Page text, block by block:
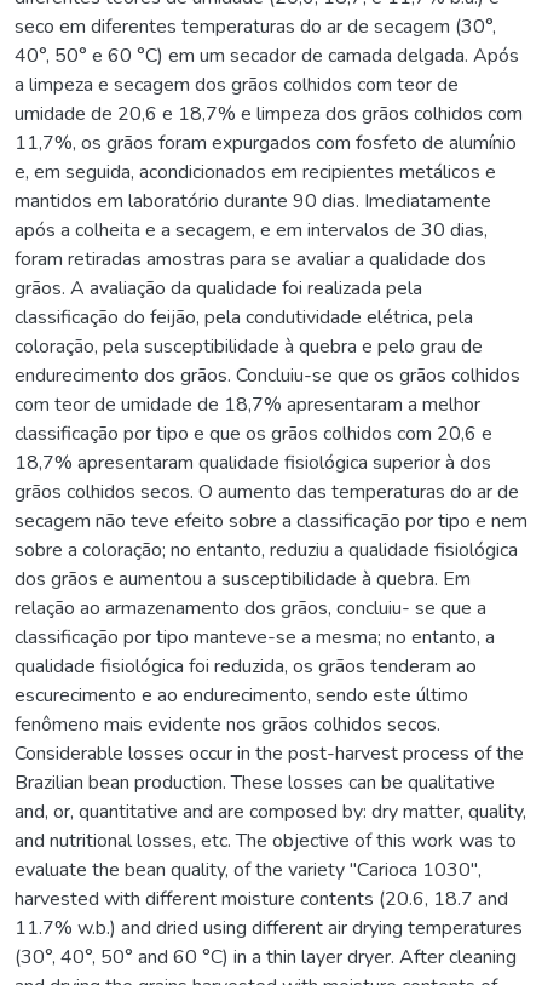
seco em diferentes temperaturas do ar de secagem (30°,
40°, 50° e 60 °C) em um secador de camada delgada. Após
a limpeza e secagem dos grãos colhidos com teor de
umidade de 20,6 e 18,7% e limpeza dos grãos colhidos com
11,7%, os grãos foram expurgados com fosfeto de alumínio
e, em seguida, acondicionados em recipientes metálicos e
mantidos em laboratório durante 90 dias. Imediatamente
após a colheita e a secagem, e em intervalos de 30 dias,
foram retiradas amostras para se avaliar a qualidade dos
grãos. A avaliação da qualidade foi realizada pela
classificação do feijão, pela condutividade elétrica, pela
coloração, pela susceptibilidade à quebra e pelo grau de
endurecimento dos grãos. Concluiu-se que os grãos colhidos
com teor de umidade de 18,7% apresentaram a melhor
classificação por tipo e que os grãos colhidos com 20,6 e
18,7% apresentaram qualidade fisiológica superior à dos
grãos colhidos secos. O aumento das temperaturas do ar de
secagem não teve efeito sobre a classificação por tipo e nem
sobre a coloração; no entanto, reduziu a qualidade fisiológica
dos grãos e aumentou a susceptibilidade à quebra. Em
relação ao armazenamento dos grãos, concluiu- se que a
classificação por tipo manteve-se a mesma; no entanto, a
qualidade fisiológica foi reduzida, os grãos tenderam ao
escurecimento e ao endurecimento, sendo este último
fenômeno mais evidente nos grãos colhidos secos.
Considerable losses occur in the post-harvest process of the
Brazilian bean production. These losses can be qualitative
and, or, quantitative and are composed by: dry matter, quality,
and nutritional losses, etc. The objective of this work was to
evaluate the bean quality, of the variety "Carioca 1030",
harvested with different moisture contents (20.6, 18.7 and
11.7% w.b.) and dried using different air drying temperatures
(30°, 40°, 50° and 60 °C) in a thin layer dryer. After cleaning